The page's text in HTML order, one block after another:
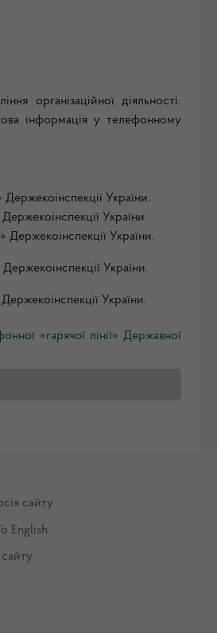
організаційної діяльності.
інформація у телефонному
України.
України.
Держекоінспекції України.
України.
України.
«гарячої лінії» Державної
сайту
English